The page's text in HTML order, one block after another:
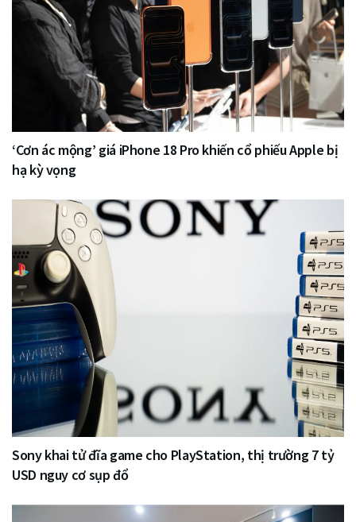
‘Cơn ác mộng’ giá iPhone 18 Pro khiến cổ phiếu Apple bị
hạ kỳ vọng
Sony khai tử đĩa game cho PlayStation, thị trường 7 tỷ
USD nguy cơ sụp đổ